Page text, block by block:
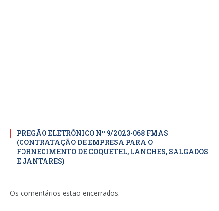
PREGÃO ELETRÔNICO Nº 9/2023-068 FMAS
(CONTRATAÇÃO DE EMPRESA PARA O
FORNECIMENTO DE COQUETEL, LANCHES, SALGADOS
E JANTARES)
Os comentários estão encerrados.